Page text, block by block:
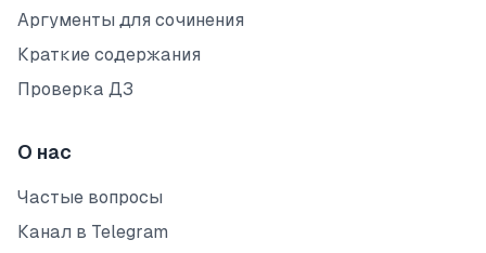
Аргументы для сочинения
Краткие содержания
Проверка ДЗ
О нас
Частые вопросы
Канал в Telegram